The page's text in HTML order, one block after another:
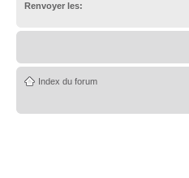
Renvoyer les:
Index du forum